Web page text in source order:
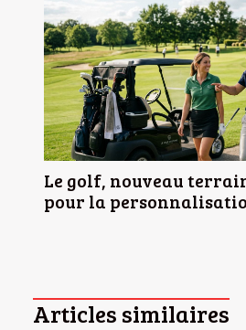
Le golf, nouveau
pour la
Articles similaires